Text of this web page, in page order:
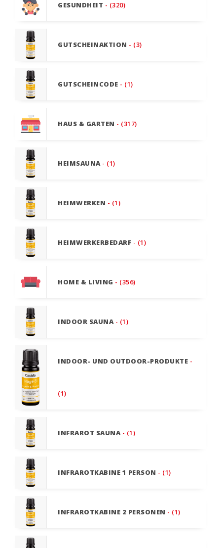
GESUNDHEIT - (320)
GUTSCHEINAKTION - (3)
GUTSCHEINCODE - (1)
HAUS & GARTEN - (317)
HEIMSAUNA - (1)
HEIMWERKEN - (1)
HEIMWERKERBEDARF - (1)
HOME & LIVING - (356)
INDOOR SAUNA - (1)
INDOOR- UND OUTDOOR-PRODUKTE -
(1)
INFRAROT SAUNA - (1)
INFRAROTKABINE 1 PERSON - (1)
INFRAROTKABINE 2 PERSONEN - (1)